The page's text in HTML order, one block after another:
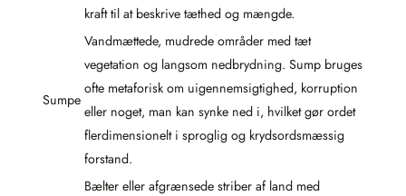
kraft til at beskrive tæthed og mængde.
Sumpe
Vandmættede, mudrede områder med tæt
vegetation og langsom nedbrydning. Sump bruges
ofte metaforisk om uigennemsigtighed, korruption
eller noget, man kan synke ned i, hvilket gør ordet
flerdimensionelt i sproglig og krydsordsmæssig
forstand.
Bælter eller afgrænsede striber af land med